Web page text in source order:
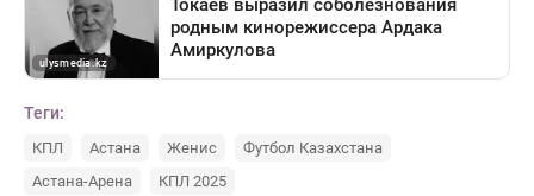
Теги:
КПЛ Астана Женис
Футбол Казахстана
Астана-Арена
КПЛ 2025